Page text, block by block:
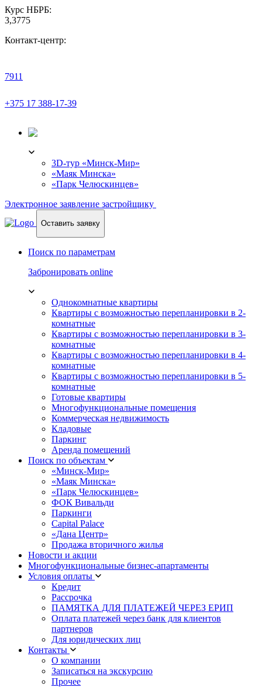
Курс НБРБ:
3,3775
Контакт-центр:
7911
+375 17 388-17-39
3D-тур «Минск-Мир»
«Маяк Минска»
«Парк Челюскинцев»
Электронное заявление застройщику
Оставить заявку
Поиск по параметрам
Забронировать online
Однокомнатные квартиры
Квартиры с возможностью перепланировки в 2-
комнатные
Квартиры с возможностью перепланировки в 3-
комнатные
Квартиры с возможностью перепланировки в 4-
комнатные
Квартиры с возможностью перепланировки в 5-
комнатные
Готовые квартиры
Многофункциональные помещения
Коммерческая недвижимость
Кладовые
Паркинг
Аренда помещений
Поиск по объектам
«Минск-Мир»
«Маяк Минска»
«Парк Челюскинцев»
ФОК Вивальди
Паркинги
Capital Palace
«Дана Центр»
Продажа вторичного жилья
Новости и акции
Многофункциональные бизнес-апартаменты
Условия оплаты
Кредит
Рассрочка
ПАМЯТКА ДЛЯ ПЛАТЕЖЕЙ ЧЕРЕЗ ЕРИП
Оплата платежей через банк для клиентов
партнеров
Для юридических лиц
Контакты
О компании
Записаться на экскурсию
Прочее